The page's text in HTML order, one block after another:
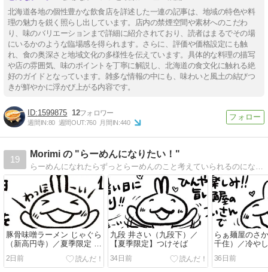
北海道各地の個性豊かな飲食店を詳述した一連の記事は、地域の特色や料
理の魅力を鋭く照らし出しています。店内の禁煙空間や素材へのこだわ
り、味のバリエーションまで詳細に紹介されており、読者はまるでその場
にいるかのような臨場感を得られます。さらに、評価や価格設定にも触
れ、食の奥深さと地域文化の多様性を伝えています。具体的な料理の描写
や店の雰囲気、味のポイントを丁寧に解説し、北海道の食文化に触れる絶
好のガイドとなっています。雑多な情報の中にも、味わいと風土の結びつ
きが鮮やかに浮かび上がる内容です。
1599875 12
週間IN:80 週間OUT:760 月間IN:440
19
Morimi の "らーめんになりたい！"
らーめんになれたらずっとらーめんのこと考えていられるのになぁ（´-`）.｡oO
豚骨味噌ラーメン じゃぐら
（新高円寺）／夏季限定 冷
やし稲庭塩短麺＋味玉
2日前
九段 井さい（九段下）／
【夏季限定】つけそば
34日前
らぁ麺屋のさ
千住）／冷や
～白トリュフ
＋トマトのコ
36日前